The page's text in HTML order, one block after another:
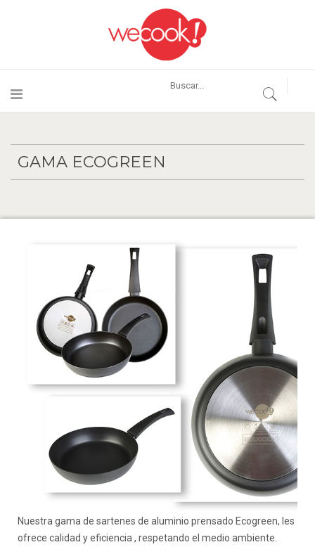
GAMA ECOGREEN
Nuestra gama de sartenes de aluminio prensado Ecogreen, les
ofrece calidad y eficiencia , respetando el medio ambiente.